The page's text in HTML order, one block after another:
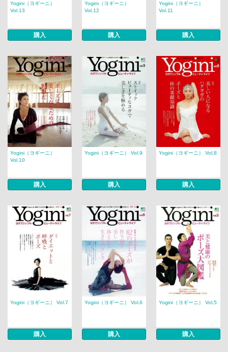
Yogini（ヨギーニ）
Vol.13
購入
Yogini（ヨギーニ）
Vol.12
購入
Yogini（ヨギーニ）
Vol.11
購入
Yogini（ヨギーニ）
Vol.10
購入
Yogini（ヨギーニ） Vol.9
購入
Yogini（ヨギーニ） Vol.8
購入
Yogini（ヨギーニ） Vol.7
購入
Yogini（ヨギーニ） Vol.6
購入
Yogini（ヨギーニ） Vol.5
購入